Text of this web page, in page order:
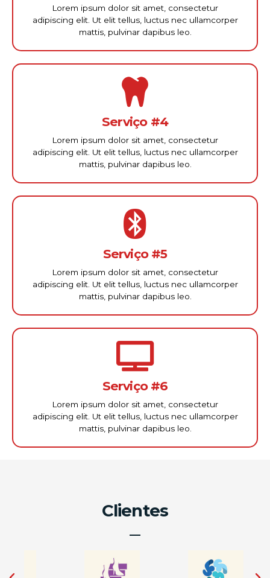
Lorem ipsum dolor sit amet, consectetur
adipiscing elit. Ut elit tellus, luctus nec ullamcorper
mattis, pulvinar dapibus leo.
Serviço #4
Lorem ipsum dolor sit amet, consectetur
adipiscing elit. Ut elit tellus, luctus nec ullamcorper
mattis, pulvinar dapibus leo.
Serviço #5
Lorem ipsum dolor sit amet, consectetur
adipiscing elit. Ut elit tellus, luctus nec ullamcorper
mattis, pulvinar dapibus leo.
Serviço #6
Lorem ipsum dolor sit amet, consectetur
adipiscing elit. Ut elit tellus, luctus nec ullamcorper
mattis, pulvinar dapibus leo.
Clientes